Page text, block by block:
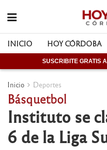
INICIO HOY CÓRDOBA
SUSCRIBITE GRATIS
Inicio Deportes
Básquetbol
Instituto se
6 de la Liga